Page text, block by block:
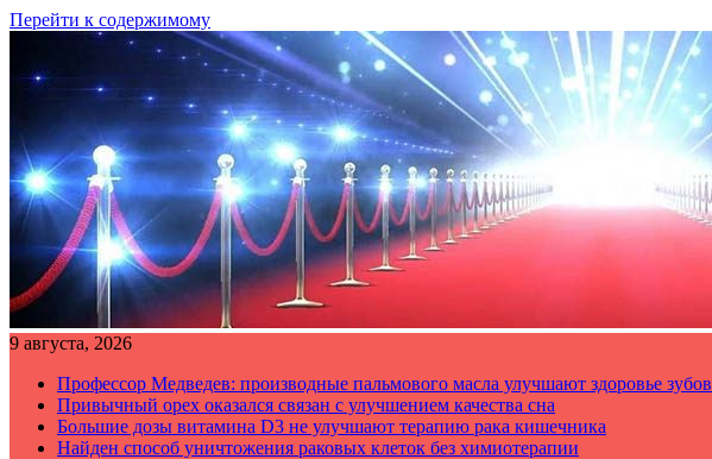
Перейти к содержимому
9 августа, 2026
Профессор Медведев: производные пальмового масла улучшают здоровье зубов
Привычный орех оказался связан с улучшением качества сна
Большие дозы витамина D3 не улучшают терапию рака кишечника
Найден способ уничтожения раковых клеток без химиотерапии